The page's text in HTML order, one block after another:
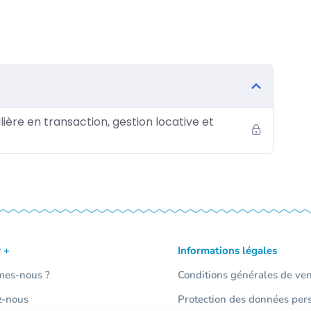
TVA, local par local ? (A jour des dernières
»
jusqu’en 2027
jusqu’en 2027
/ les taux applicables en 2026
en transaction, gestion locative et
+
nous ?
nous
Informations légales
Conditions générales de
Protection des données